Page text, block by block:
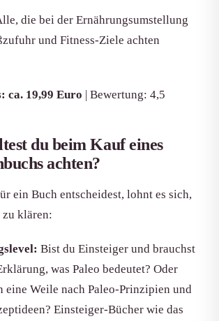
die bei der Ernährungsumstellung
und Fitness-Ziele achten
ca. 19,99 Euro | Bewertung: 4,5
du beim Kauf eines
achten?
ein Buch entscheidest, lohnt es sich,
zu klären:
Bist du Einsteiger und brauchst
was Paleo bedeutet? Oder
eine Weile nach Paleo-Prinzipien und
Einsteiger-Bücher wie das